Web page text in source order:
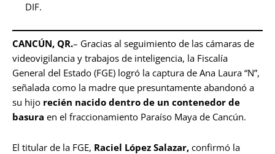
DIF.
CANCÚN, QR.– Gracias al seguimiento de las cámaras de
videovigilancia y trabajos de inteligencia, la Fiscalía
General del Estado (FGE) logró la captura de Ana Laura “N”,
señalada como la madre que presuntamente abandonó a
su hijo recién nacido dentro de un contenedor de
basura en el fraccionamiento Paraíso Maya de Cancún.
El titular de la FGE, Raciel López Salazar, confirmó la